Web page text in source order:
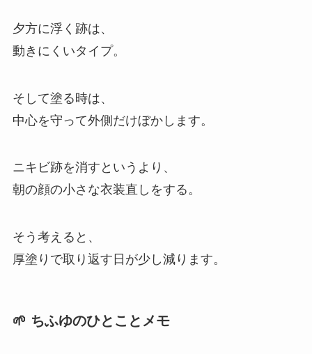
夕方に浮く跡は、
動きにくいタイプ。
そして塗る時は、
中心を守って外側だけぼかします。
ニキビ跡を消すというより、
朝の顔の小さな衣装直しをする。
そう考えると、
厚塗りで取り返す日が少し減ります。
🌱 ちふゆのひとことメモ